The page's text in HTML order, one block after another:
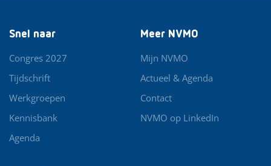
Snel naar
Congres 2027
Tijdschrift
Werkgroepen
Kennisbank
Agenda
Meer NVMO
Mijn NVMO
Actueel & Agenda
Contact
NVMO op LinkedIn